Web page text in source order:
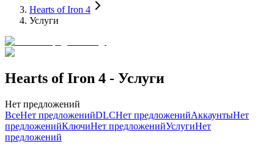
Hearts of Iron 4
Услуги
Hearts of Iron 4 - Услуги
Нет предложений
ВсеНет предложенийDLCНет предложенийАккаунтыНет
предложенийКлючиНет предложенийУслугиНет
предложений